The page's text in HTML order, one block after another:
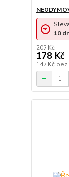
207 Kč
178 Kč
147 Kč bez
10